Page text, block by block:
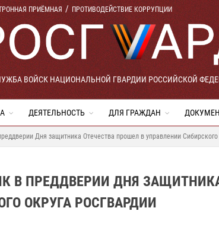
ПРИЁМНАЯ ПРОТИВОДЕЙСТВИЕ КОРРУПЦИИ
ВОЙСК НАЦИОНАЛЬНОЙ ГВАРДИИ РОССИЙСКОЙ
ДЕЯТЕЛЬНОСТЬ ДЛЯ ГРАЖДАН
Дня защитника Отечества прошел в управлении Сибирского
В ПРЕДДВЕРИИ ДНЯ
ОКРУГА РОСГВАРДИИ